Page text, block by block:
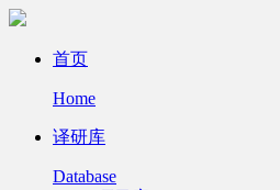
首页
Home
译研库
Database